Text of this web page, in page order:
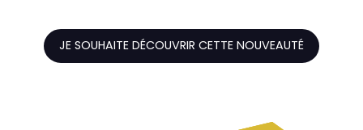
JE SOUHAITE DÉCOUVRIR CETTE NOUVEAUTÉ